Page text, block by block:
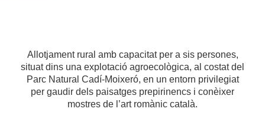
Allotjament rural amb capacitat per a sis persones,
situat dins una explotació agroecològica, al costat del
Parc Natural Cadí-Moixeró, en un entorn privilegiat
per gaudir dels paisatges prepirinencs i conèixer
mostres de l’art romànic català.